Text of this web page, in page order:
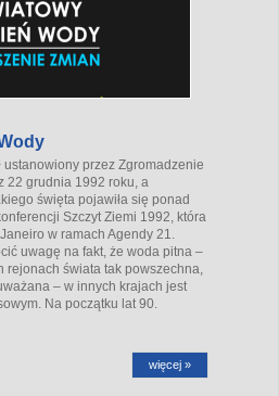
ustanowiony przez Zgromadzenie
22 grudnia 1992 roku, a
święta pojawiła się ponad
Szczyt Ziemi 1992, która
w ramach Agendy 21.
uwagę na fakt, że woda pitna –
rejonach świata tak powszechna,
– w innych krajach jest
Na początku lat 90.
więcej »